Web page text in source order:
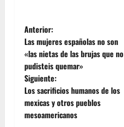
N
a
v
e
g
Anterior:
Las mujeres españolas no son
«las nietas de las brujas que no
pudisteis quemar»
Siguiente:
Los sacrificios humanos de los
mexicas y otros pueblos
mesoamericanos